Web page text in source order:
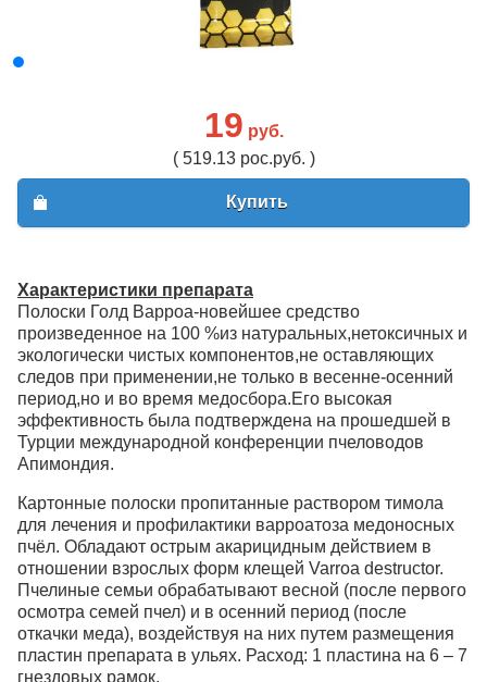
19 руб.
( 519.13 рос.руб. )
Купить
Характеристики препарата
Полоски Голд Варроа-новейшее средство
произведенное на 100 %из натуральных,нетоксичных и
экологически чистых компонентов,не оставляющих
следов при применении,не только в весенне-осенний
период,но и во время медосбора.Его высокая
эффективность была подтверждена на прошедшей в
Турции международной конференции пчеловодов
Апимондия.
Картонные полоски пропитанные раствором тимола
для лечения и профилактики варроатоза медоносных
пчёл. Обладают острым акарицидным действием в
отношении взрослых форм клещей Varroa destructor.
Пчелиные семьи обрабатывают весной (после первого
осмотра семей пчел) и в осенний период (после
откачки меда), воздействуя на них путем размещения
пластин препарата в ульях. Расход: 1 пластина на 6 – 7
гнездовых рамок.